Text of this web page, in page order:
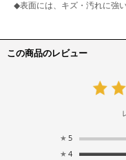
◆表面には、キズ・汚れに強
この商品のレビュー
★ 5
★ 4